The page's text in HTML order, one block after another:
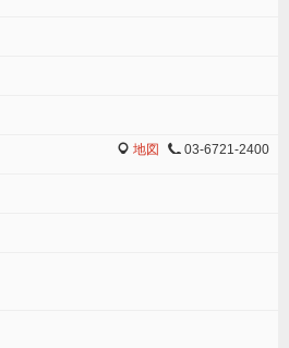
MAP
地図 TEL
03-6721-2400